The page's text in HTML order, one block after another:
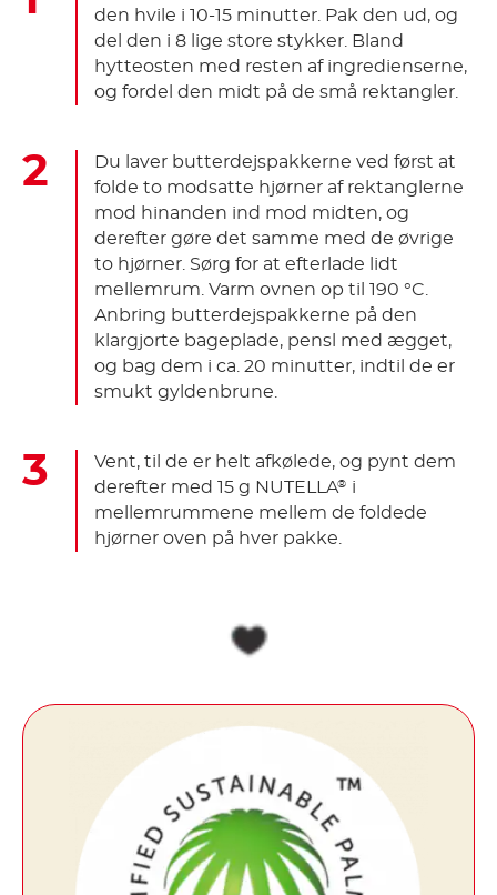
den hvile i 10-15 minutter. Pak den ud, og
del den i 8 lige store stykker. Bland
hytteosten med resten af ingredienserne,
og fordel den midt på de små rektangler.
Du laver butterdejspakkerne ved først at
folde to modsatte hjørner af rektanglerne
mod hinanden ind mod midten, og
derefter gøre det samme med de øvrige
to hjørner. Sørg for at efterlade lidt
mellemrum. Varm ovnen op til 190 °C.
Anbring butterdejspakkerne på den
klargjorte bageplade, pensl med ægget,
og bag dem i ca. 20 minutter, indtil de er
smukt gyldenbrune.
Vent, til de er helt afkølede, og pynt dem
derefter med 15 g NUTELLA® i
mellemrummene mellem de foldede
hjørner oven på hver pakke.